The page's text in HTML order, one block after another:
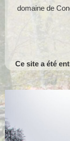
domaine de
Ce site a été